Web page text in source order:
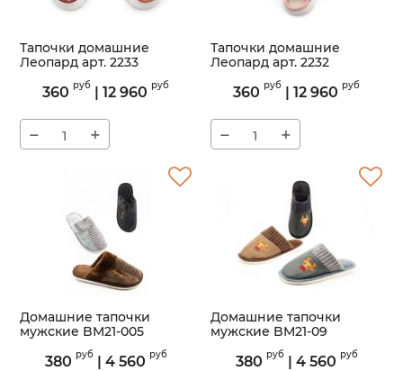
Тапочки домашние
Леопард арт. 2233
2233
360 руб | 12 960 руб
− +
Тапочки домашние
Леопард арт. 2232
2232
360 руб | 12 960 руб
− +
Домашние тапочки
мужские BM21-005
BM21-005
380 руб| 4 560 руб
Домашние тапочки
мужские BM21-09
BM21-09
380 руб| 4 560 руб